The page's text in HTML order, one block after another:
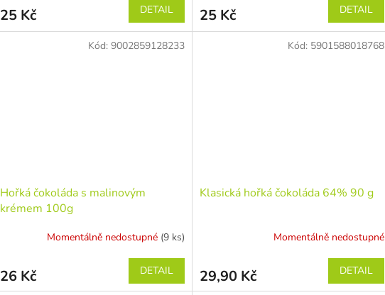
25 Kč DETAIL 25 Kč DETAIL
Hořká čokoláda s malinovým
krémem 100g
Momentálně nedostupné (9 ks)
26 Kč DETAIL
Kód: 9002859128233
Klasická hořká čokoláda 64% 90 g
Momentálně nedostupné
29,90 Kč DETAIL
Kód: 5901588018768